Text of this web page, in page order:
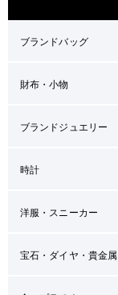
ブランドバッグ
財布・小物
ブランドジュエリー
時計
洋服・スニーカー
宝石・ダイヤ・貴金属